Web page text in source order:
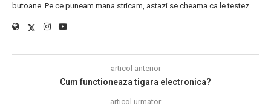
butoane. Pe ce puneam mana stricam, astazi se cheama ca le testez.
articol anterior
Cum functioneaza tigara electronica?
articol urmator